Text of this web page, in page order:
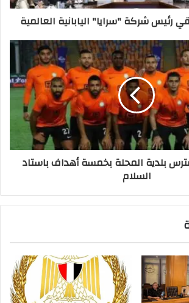
رئيس شركة "سرايا" اليابانية العالمية
بلدية المحلة بخمسة أهداف باستاد
السلام